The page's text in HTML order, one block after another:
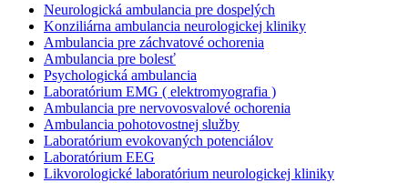
Neurologická ambulancia pre dospelých
Konziliárna ambulancia neurologickej kliniky
Ambulancia pre záchvatové ochorenia
Ambulancia pre bolesť
Psychologická ambulancia
Laboratórium EMG ( elektromyografia )
Ambulancia pre nervovosvalové ochorenia
Ambulancia pohotovostnej služby
Laboratórium evokovaných potenciálov
Laboratórium EEG
Likvorologické laboratórium neurologickej kliniky